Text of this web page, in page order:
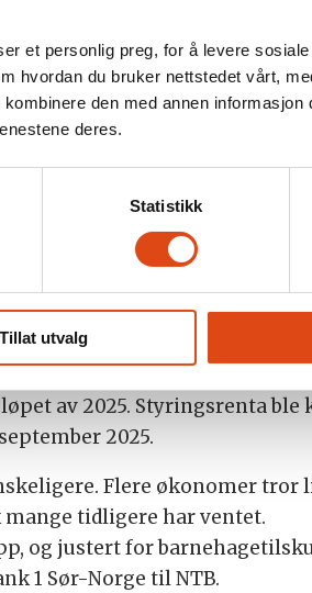
et personlig preg, for å levere
hvordan du bruker nettstedet vårt,
den med annen informasjon
deres.
Statistikk
Tillat utvalg
tidligere år, skyldes dette
for dagligvare i
ligner nabolandene våre, og
Tallgrunnlaget for
av 2025. Styringsrenta ble
2025.
Flere økonomer tror
tidligere har ventet.
og justert for
1 Sør-Norge til NTB.